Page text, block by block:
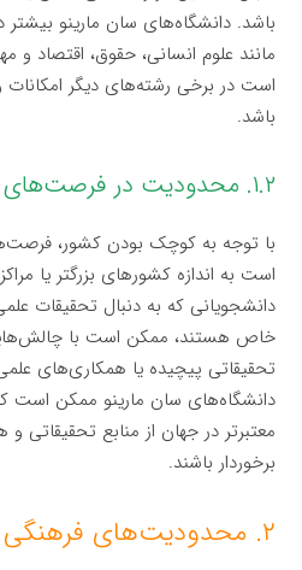
باشد. دانشگاه‌های سان مارینو
مانند علوم انسانی، حقوق، اقتصاد و
است در برخی رشته‌های دیگر
باشد.
۱.۲. محدودیت در فرصت‌های تحقیقاتی و علمی
با توجه به کوچک بودن کشور،
است به اندازه کشورهای بزرگتر یا
دانشجویانی که به دنبال تحقیقات
خاص هستند، ممکن است با
تحقیقاتی پیچیده یا همکاری‌های
دانشگاه‌های سان مارینو ممکن است
معتبرتر در جهان از منابع تحقیقاتی
برخوردار باشند.
۲. محدودیت‌های فرهنگی و اجتماعی